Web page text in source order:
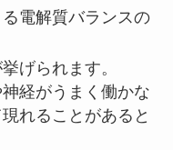
電解質バランスの
げられます。
経がうまく働かな
れることがあると